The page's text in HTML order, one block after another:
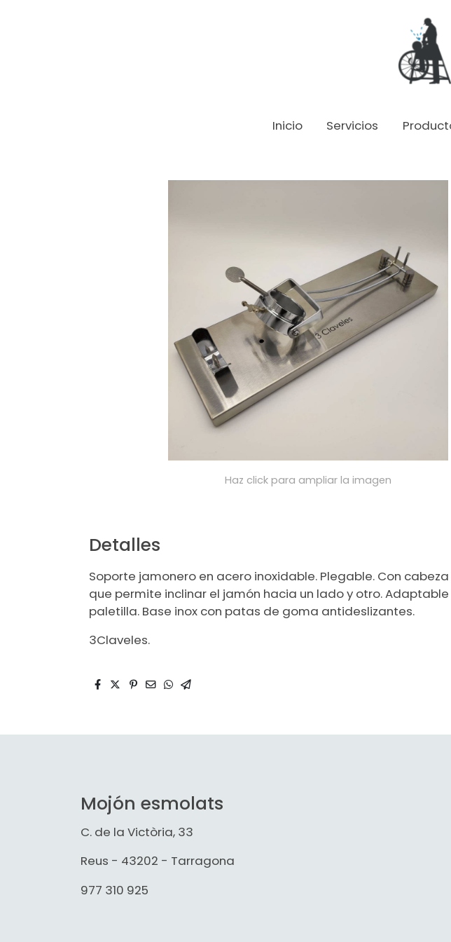
Inicio Servicios
Soporte jamonero giratorio inox
Haz click para ampliar la imagen
Detalles
Soporte jamonero en acero inoxidable. Plegable. Con
que permite inclinar el jamón hacia un lado y otro.
paletilla. Base inox con patas de goma antideslizantes.
3Claveles.
Mojón esmolats
C. de la Victòria, 33
Reus - 43202 - Tarragona
977 310 925